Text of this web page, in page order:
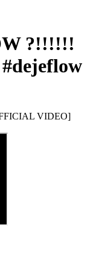
?!!!!!!
VIDEO]